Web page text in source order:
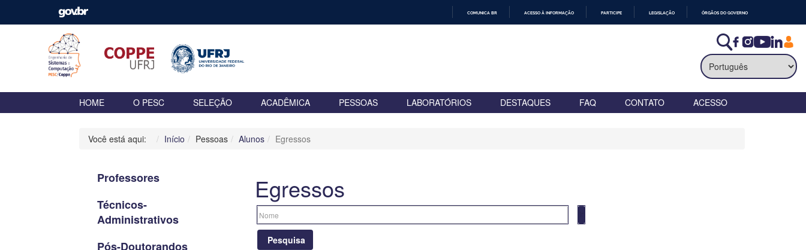
COMUNICA BR ACESSO À INFORMAÇÃO PARTICIPE LEGISLAÇÃO ÓRGÃOS DO GOVERNO
HOME O PESC SELEÇÃO ACADÊMICA PESSOAS LABORATÓRIOS DESTAQUES FAQ CONTATO ACESSO
Você está aqui: Início Pessoas Alunos Egressos
Professores
Técnicos-
Administrativos
Pós-Doutorandos
Egressos
Pesquisa